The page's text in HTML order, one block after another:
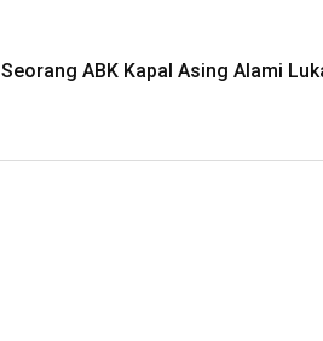
Seorang ABK Kapal Asing Alami